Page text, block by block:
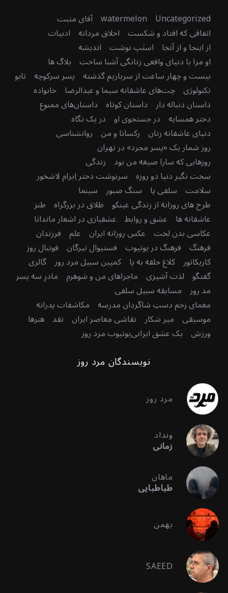
Uncategorized
watermelon آقای مثبت
اتفاقی که افتاد و شکست اخلاق مردانه ادبیات
از اینجا و از آنجا اسنَپ نوشت اندیشه
او مرا با دنیای واقعی زنانگی آشنا ساخت بلاگ ها
بیست و چهار ساعت از سربازیم گذشته پسر سرکوچه تابو
تکنولوژی چت‌های عاشقانه سیما و عبدالرضا خانواده
داستان دنباله دار داستان کوتاه داستان‌های ممنوع
دختر همسایه در جستجوی او در یک نگاه
دنیای عاشقانه زنان رکسانا و من روانشناسی
روز شمار یک «پسر مجرد» در تهران
روزهایی که سارا صیغه من بود زندگی
سخت نگیر دنیا دو روزه سرنوشت دختر اِبرام لاشخور
سلامت سلفی پا سنگ صبور سینما
طرح های روزانه از زندگی عینکو طلاق در بزرگراه طنز
عاشقانه ها عشق و روابط عشقبازی در اشعار ماندانا
عکاسی بدن لخت عکس روزانه ایران علم فرزندان
فرهنگ فرهنگ در یوتیوب فستیوال تیرگان فوتبال روز
کاریکاتور کلاغ حلقه به پا کمپین سبیل مرد روز گالری
گفتگو لذت آشپزی ماجراهای من و شوهرم مادرِ سه پسر
مد روز مسابقه سبیل سلفی
معمای زخم دستِ شاگردان مدرسه مکاشفات پدرانه
موسیقی میر شکار نقاشی معاصر ایران نقد هنرها
ورزش یک عشق ایرانییوتیوب مرد روز
نویسندگان مرد روز
مرد روز
ونداد
زمانی
ماهان
طباطبایی
بهمن
SAEED